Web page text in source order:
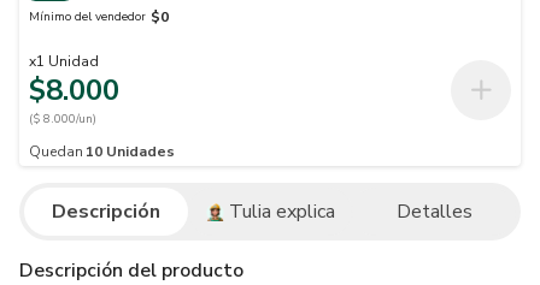
Mínimo del vendedor $0
x1 Unidad
$8.000
($ 8.000/un)
Quedan 10 Unidades
Descripción Tulia explica Detalles
Descripción del producto